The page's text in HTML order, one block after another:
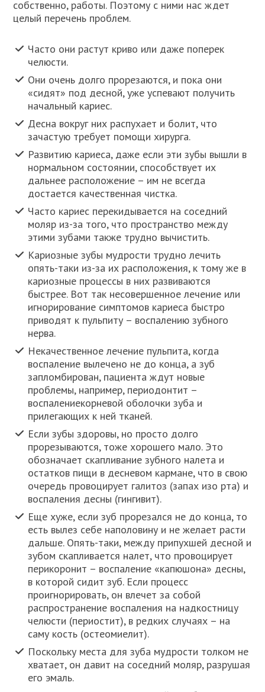
собственно, работы. Поэтому с ними нас ждет
целый перечень проблем.
Часто они растут криво или даже поперек
челюсти.
Они очень долго прорезаются, и пока они
«сидят» под десной, уже успевают получить
начальный кариес.
Десна вокруг них распухает и болит, что
зачастую требует помощи хирурга.
Развитию кариеса, даже если эти зубы вышли в
нормальном состоянии, способствует их
дальнее расположение – им не всегда
достается качественная чистка.
Часто кариес перекидывается на соседний
моляр из-за того, что пространство между
этими зубами также трудно вычистить.
Кариозные зубы мудрости трудно лечить
опять-таки из-за их расположения, к тому же в
кариозные процессы в них развиваются
быстрее. Вот так несовершенное лечение или
игнорирование симптомов кариеса быстро
приводят к пульпиту – воспалению зубного
нерва.
Некачественное лечение пульпита, когда
воспаление вылечено не до конца, а зуб
запломбирован, пациента ждут новые
проблемы, например, периодонтит –
воспалениекорневой оболочки зуба и
прилегающих к ней тканей.
Если зубы здоровы, но просто долго
прорезываются, тоже хорошего мало. Это
обозначает скапливание зубного налета и
остатков пищи в десневом кармане, что в свою
очередь провоцирует галитоз (запах изо рта) и
воспаления десны (гингивит).
Еще хуже, если зуб прорезался не до конца, то
есть вылез себе наполовину и не желает расти
дальше. Опять-таки, между припухшей десной и
зубом скапливается налет, что провоцирует
перикоронит – воспаление «капюшона» десны,
в которой сидит зуб. Если процесс
проигнорировать, он влечет за собой
распространение воспаления на надкостницу
челюсти (периостит), в редких случаях – на
саму кость (остеомиелит).
Поскольку места для зуба мудрости толком не
хватает, он давит на соседний моляр, разрушая
его эмаль.